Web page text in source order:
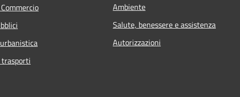
Ambiente
Salute, benessere e assistenza
Autorizzazioni